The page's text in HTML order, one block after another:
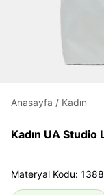
Anasayfa / Kadın
Kadın UA Studio
Materyal Kodu:
Daha
E-posta